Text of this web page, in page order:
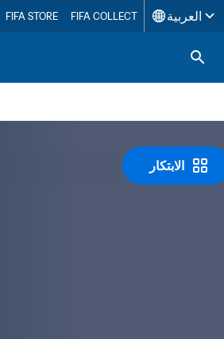
FIFA STORE FIFA COLLECT العربية
الابتكار